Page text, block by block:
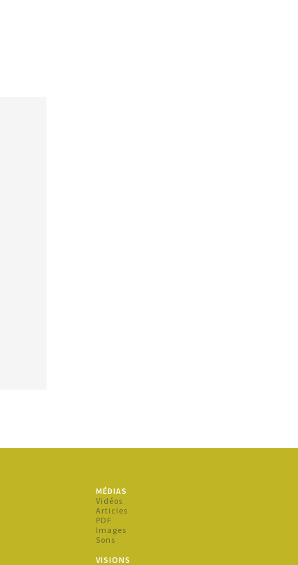
MÉDIAS
Vidéos
Articles
PDF
Images
Sons
VISIONS